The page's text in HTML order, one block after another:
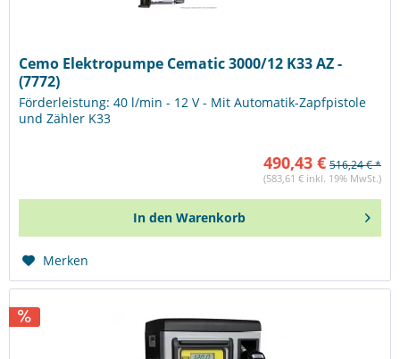
Cemo Elektropumpe Cematic 3000/12 K33 AZ -
(7772)
Förderleistung: 40 l/min - 12 V - Mit Automatik-Zapfpistole
und Zähler K33
490,43 € 516,24 € *
(583,61 € inkl. 19% MwSt.)
In den Warenkorb
Merken